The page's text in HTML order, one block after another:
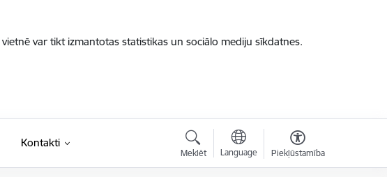
var tikt izmantotas statistikas un sociālo mediju sīkdatnes.
Kontakti
Meklēt Language Piekļūstamība